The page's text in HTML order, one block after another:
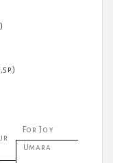
For Joy
Umara